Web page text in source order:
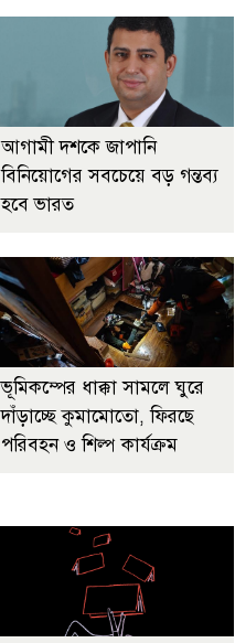
আগামী দশকে জাপানি
বিনিয়োগের সবচেয়ে বড় গন্তব্য
হবে ভারত
ভূমিকম্পের ধাক্কা সামলে ঘুরে
দাঁড়াচ্ছে কুমামোতো, ফিরছে
পরিবহন ও শিল্প কার্যক্রম